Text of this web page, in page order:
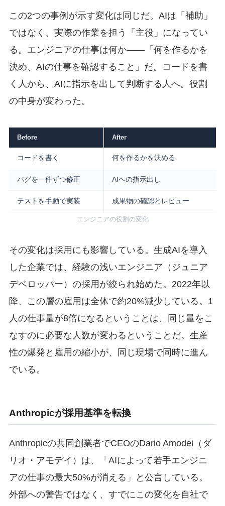
この2つの事例が示す変化は同じだ。AIは「補助」
ではなく、実際の作業を担う「主役」になってい
る。エンジニアの仕事は何か——「何を作るかを
決め、AIの仕事を確認すること」だ。コードを書
く人から、AIに指示を出して判断する人へ。役割
の中身が変わった。
Before After
コードを書く 何を作るかを決める
バグを一件ずつ修正 AIへの指示出し
テストを手動で実装 成果物の確認とレビュー
エンジニアの役割の変化
その変化は採用にも影響している。生成AIを導入
した企業では、経験の浅いエンジニア（ジュニア
デベロッパー）の採用が絞られ始めた。2022年以
降、この層の雇用は全体で約20%減少している。1
人の仕事量が8倍になるということは、同じ量をこ
なすのに必要な人数が変わるということだ。生産
性の爆発と雇用の縮小が、同じ現場で同時に進ん
でいる。
Anthropicが採用基準を転換
Anthropicの共同創業者でCEOのDario Amodei（ダ
リオ・アモデイ）は、「AIによって若手エンジニ
アの仕事の最大50%が消える」と公言している。
外部への警告ではなく、すでにこの変化を自社で